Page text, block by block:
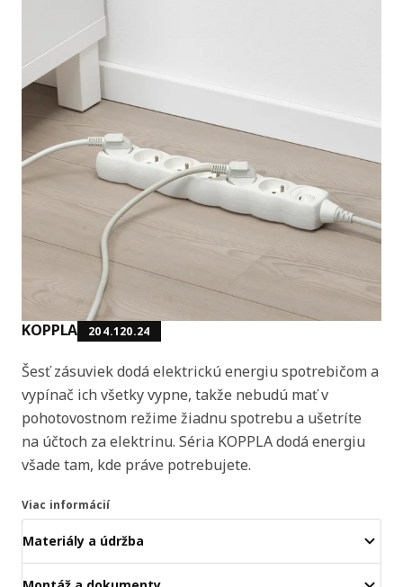
KOPPLA 204.120.24
Šesť zásuviek dodá elektrickú energiu spotrebičom a
vypínač ich všetky vypne, takže nebudú mať v
pohotovostnom režime žiadnu spotrebu a ušetríte
na účtoch za elektrinu. Séria KOPPLA dodá energiu
všade tam, kde práve potrebujete.
Viac informácií
Materiály a údržba